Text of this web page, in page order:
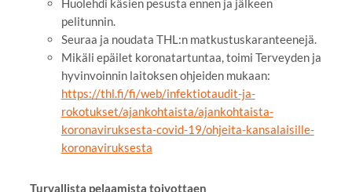
Huolehdi käsien pesusta ennen ja jälkeen
pelitunnin.
Seuraa ja noudata THL:n matkustuskaranteenejä.
Mikäli epäilet koronatartuntaa, toimi Terveyden ja
hyvinvoinnin laitoksen ohjeiden mukaan:
https://thl.fi/fi/web/infektiotaudit-ja-
rokotukset/ajankohtaista/ajankohtaista-
koronaviruksesta-covid-19/ohjeita-kansalaisille-
koronaviruksesta
Turvallista pelaamista toivottaen